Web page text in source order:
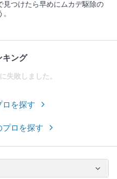
見つけたら早めにムカデ駆除の
キング
失敗しました。
ロを探す
プロを探す